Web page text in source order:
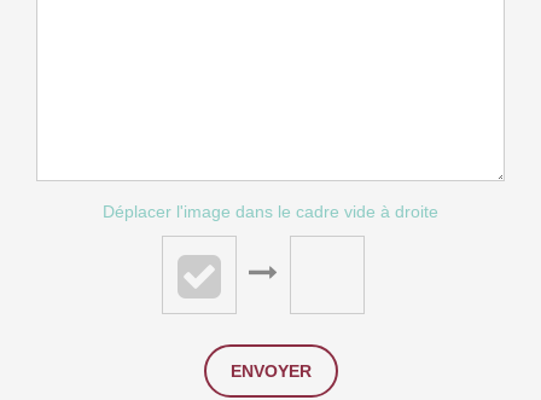
Déplacer l'image dans le cadre vide à droite
ENVOYER